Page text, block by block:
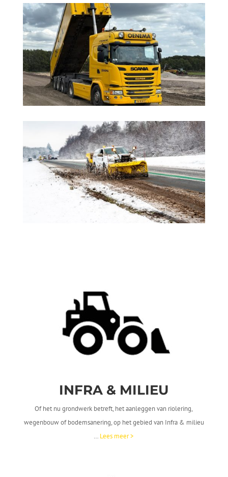
INFRA & MILIEU
Of het nu grondwerk betreft, het aanleggen van riolering,
wegenbouw of bodemsanering, op het gebied van Infra & milieu
… Lees meer >